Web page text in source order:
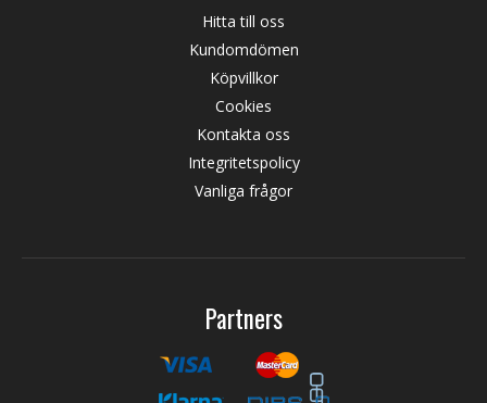
Hitta till oss
Kundomdömen
Köpvillkor
Cookies
Kontakta oss
Integritetspolicy
Vanliga frågor
Partners